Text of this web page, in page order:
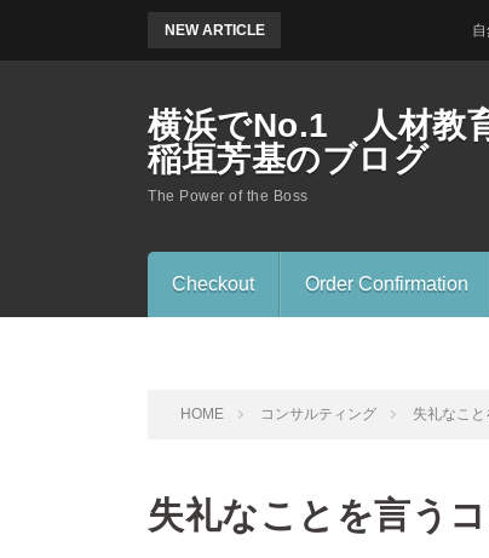
横浜でNo.1 人材教
稲垣芳基のブログ
The Power of the Boss
Checkout Order Confirmation
NEW ARTICLE 自然と
HOME コンサルティング 失礼なこと
失礼なことを言う